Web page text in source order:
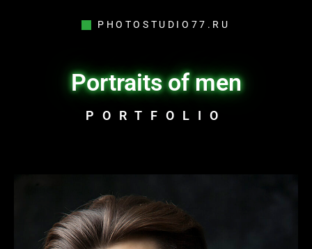
PHOTOSTUDIO77.RU
Portraits of men
PORTFOLIO